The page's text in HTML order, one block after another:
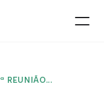
REUNIÃO...